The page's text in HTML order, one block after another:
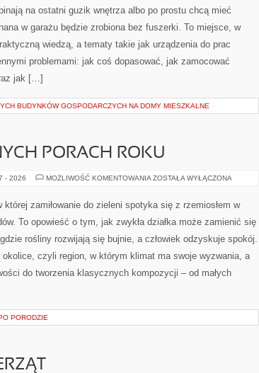
na ostatni guzik wnętrza albo po prostu chcą mieć
w garażu będzie zrobiona bez fuszerki. To miejsce, w
wiedzą, a tematy takie jak urządzenia do prac
problemami: jak coś dopasować, jak zamocować
jak […]
BUDYNKÓW GOSPODARCZYCH NA DOMY MIESZKALNE
PORACH ROKU
- 2026 MOŻLIWOŚĆ KOMENTOWANIA OGRÓD
PORACH
ROKU
ZOSTAŁA WYŁĄCZONA
zamiłowanie do zieleni spotyka się z rzemiosłem w
To opowieść o tym, jak zwykła działka może zamienić się
rośliny rozwijają się bujnie, a człowiek odzyskuje spokój.
czyli region, w którym klimat ma swoje wyzwania, a
do tworzenia klasycznych kompozycji – od małych
PORODZIE